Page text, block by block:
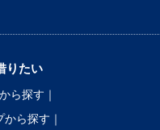
りたい
ら探す｜
から探す｜